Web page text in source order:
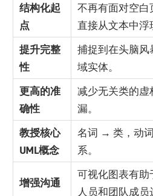
结构化起
点
不再有面对空
直接从文本中浮
提升完整
性
捕捉到在头脑风
域实体。
更高的准
确性
减少无关类的
漏。
教授核心
UML概念
名词 → 类，动
系。
增强沟通
可视化图表有
人员和团队成员